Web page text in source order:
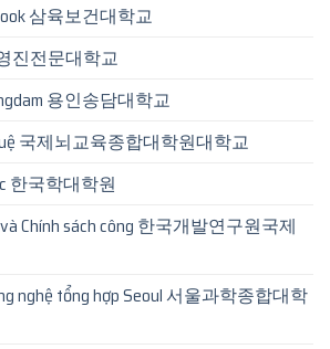
삼육보건대학교
진전문대학교
용인송담대학교
국제뇌교육종합대학원대학교
한국학대학원
Chính sách công 한국개발연구원국제
nghệ tổng hợp Seoul 서울과학종합대학